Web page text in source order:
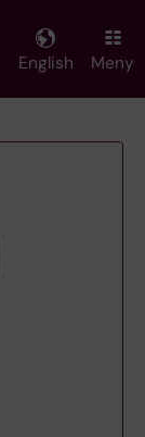
English Meny